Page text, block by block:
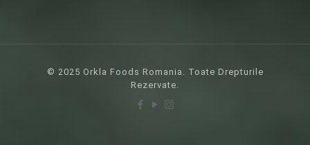
© 2025 Orkla Foods Romania. Toate Drepturile
Rezervate.